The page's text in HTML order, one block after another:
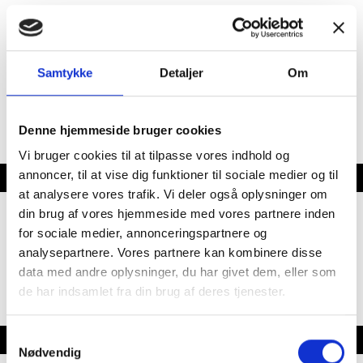
Samtykke Detaljer Om
Denne hjemmeside bruger cookies
Vi bruger cookies til at tilpasse vores indhold og
annoncer, til at vise dig funktioner til sociale medier og til
at analysere vores trafik. Vi deler også oplysninger om
din brug af vores hjemmeside med vores partnere inden
for sociale medier, annonceringspartnere og
analysepartnere. Vores partnere kan kombinere disse
data med andre oplysninger, du har givet dem, eller som
de har indsamlet fra din brug af deres tjenester.
Nødvendig
varme og komfur kører på gas og ikke el. som det
ellers er standard fra fabrikken
Egenvægt
940 kg.
Lasteevne
160 kg.
Totalvægt
1100 kg.
Stel nr.
WKN34298JRW090108
Garanti
købeloven
Bredde i cm.
218
Siddepladser
Placeringsadresse
Funder Dalgårdsvej 1,
8600 Silkeborg
Indretning
Dobbeltseng
Koldskums madrasser
Hæve/sænkebord
Kassettegardiner
Rullegardiner